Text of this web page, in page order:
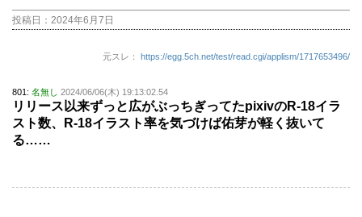
投稿日： 2024年6月7日
元スレ： https://egg.5ch.net/test/read.cgi/applism/1717653496/
801: 名無し 2024/06/06(木) 19:13:02.54
リリース以来ずっと広がぶっちぎってたpixivのR-18イラ
スト数、R-18イラスト率を気づけば佑芽が軽く抜いて
る……